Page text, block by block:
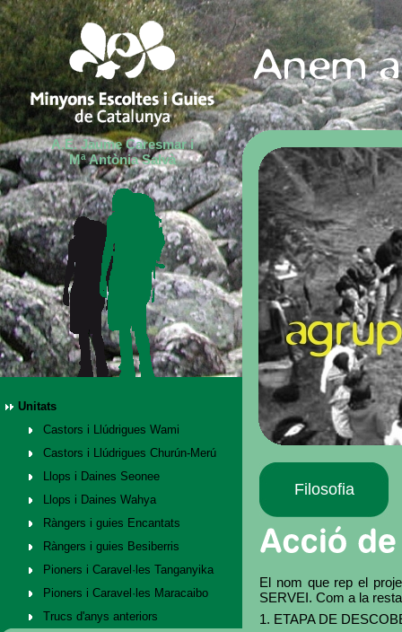
A.E. Jaume Caresmar i
Mª Antònia Salvà
Unitats
Castors i Llúdrigues Wami
Castors i Llúdrigues Churún-Merú
Llops i Daines Seonee
Llops i Daines Wahya
Ràngers i guies Encantats
Ràngers i guies Besiberris
Pioners i Caravel·les Tanganyika
Pioners i Caravel·les Maracaibo
Trucs d'anys anteriors
Filosofia
El nom que rep el
SERVEI. Com a la
1. ETAPA DE